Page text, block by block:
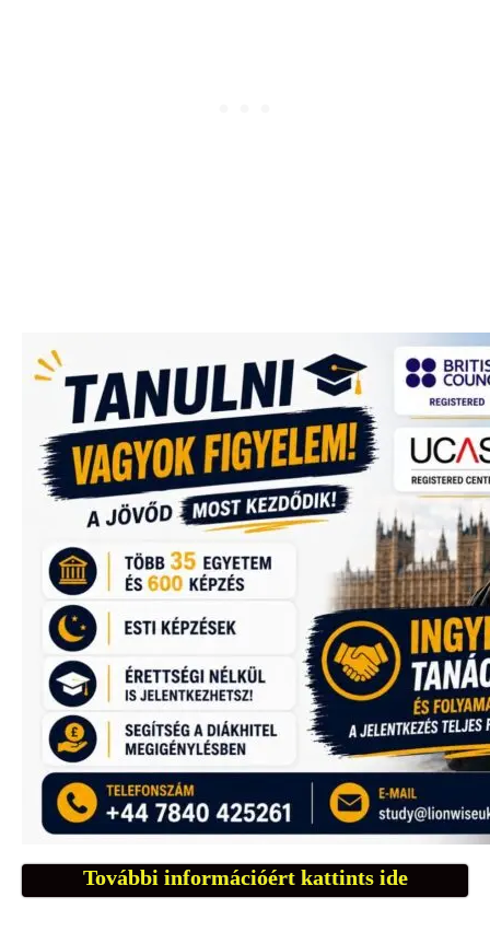
További információért kattints ide